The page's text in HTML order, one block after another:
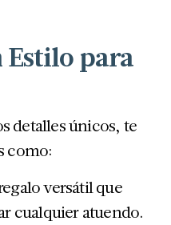
Estilo para
detalles únicos, te
como:
versátil que
cualquier atuendo.